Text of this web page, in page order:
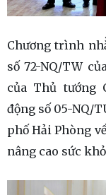
Chương trình
số 72-NQ/TW
của Thủ tướng
động số 05-NQ/
phố Hải Phòng
nâng cao sức